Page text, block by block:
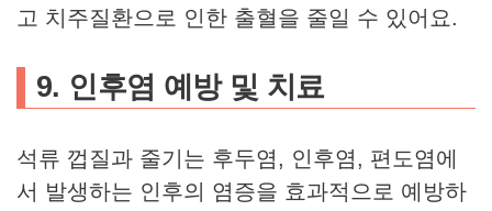
고 치주질환으로 인한 출혈을 줄일 수 있어요.
9. 인후염 예방 및 치료
석류 껍질과 줄기는 후두염, 인후염, 편도염에
서 발생하는 인후의 염증을 효과적으로 예방하